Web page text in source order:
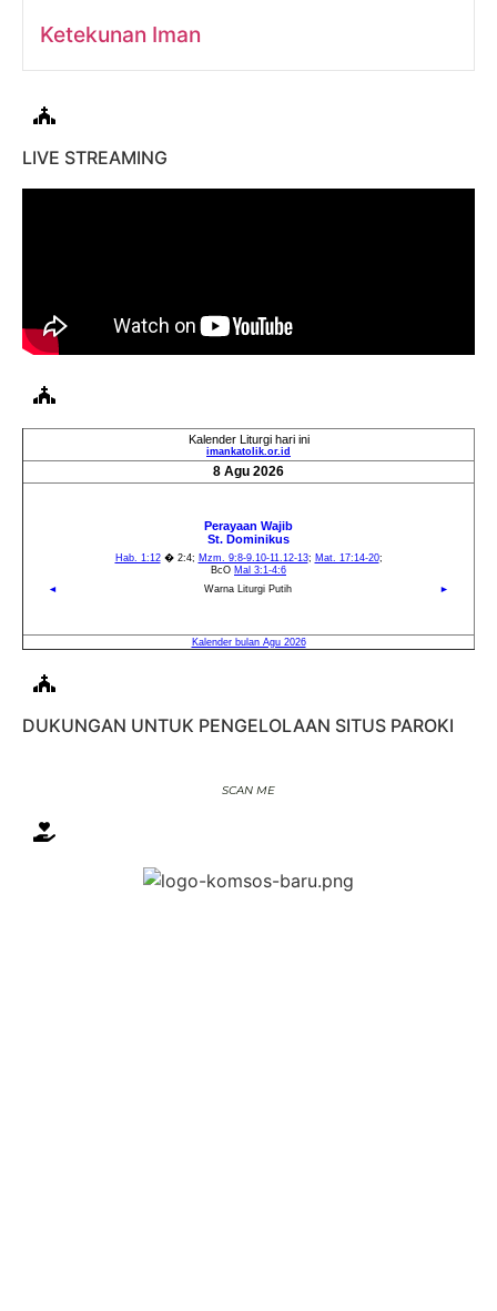
Ketekunan Iman
LIVE STREAMING
DUKUNGAN UNTUK PENGELOLAAN SITUS PAROKI
SCAN ME